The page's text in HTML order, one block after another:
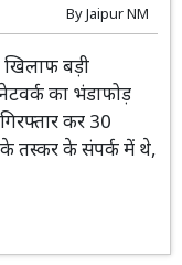
ByJaipur NM
नशा तस्करी के
करते हुए
भंडाफोड़ किया है।
30 किलोग्राम
में थे, जो सीमा